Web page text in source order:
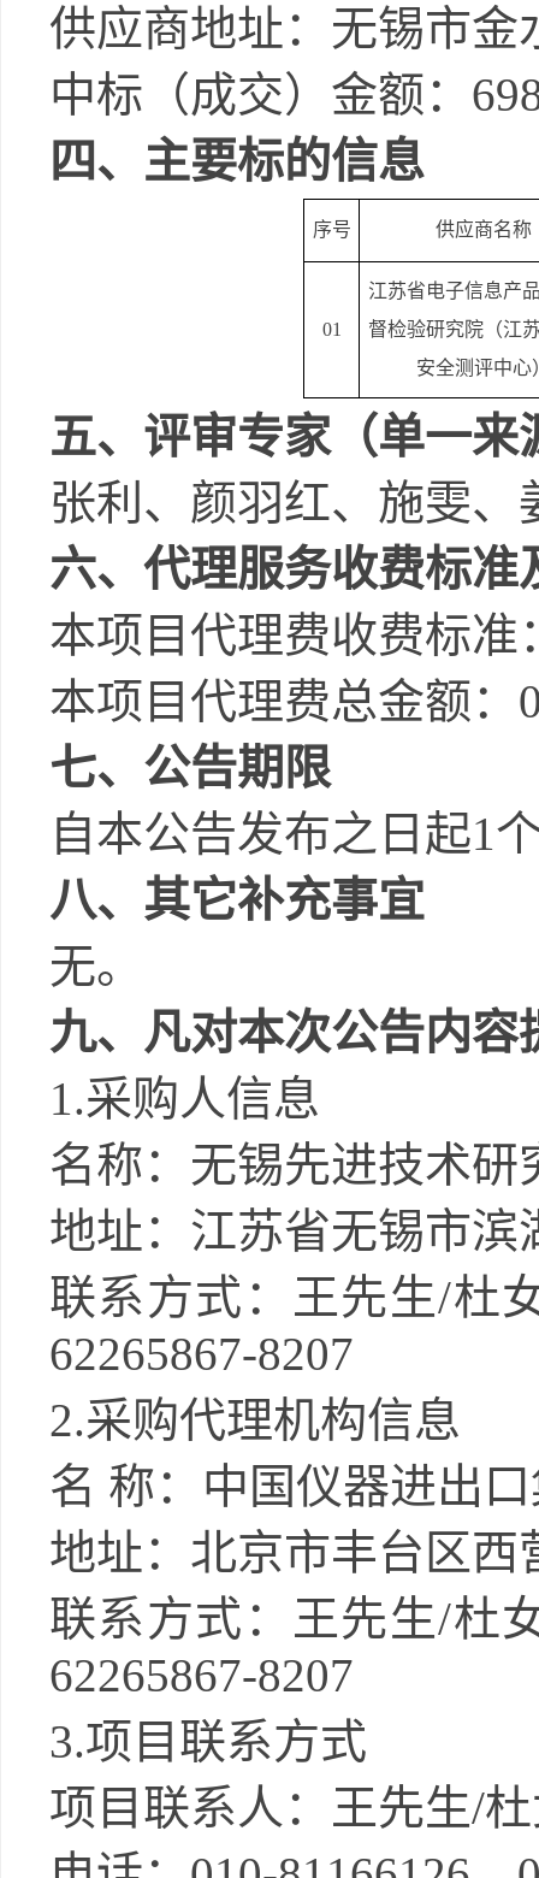
供应商地址：无锡市金
中标（成交）金额：
四、主要标的信息
序号 供应商名称
01
江苏省电子信息产
督检验研究院（江
安全测评中心
五、评审专家（单一
张利、颜羽红、施雯、
六、代理服务收费标准
本项目代理费收费标准
本项目代理费总金额：
七、公告期限
自本公告发布之日起1
八、其它补充事宜
无。
九、凡对本次公告内
1.采购人信息
名称：无锡先进技术研
地址：江苏省无锡市滨
联系方式：王先生/杜
62265867-8207
2.采购代理机构信息
名 称：中国仪器进出
地址：北京市丰台区西
联系方式：王先生/杜
62265867-8207
3.项目联系方式
项目联系人：王先生/